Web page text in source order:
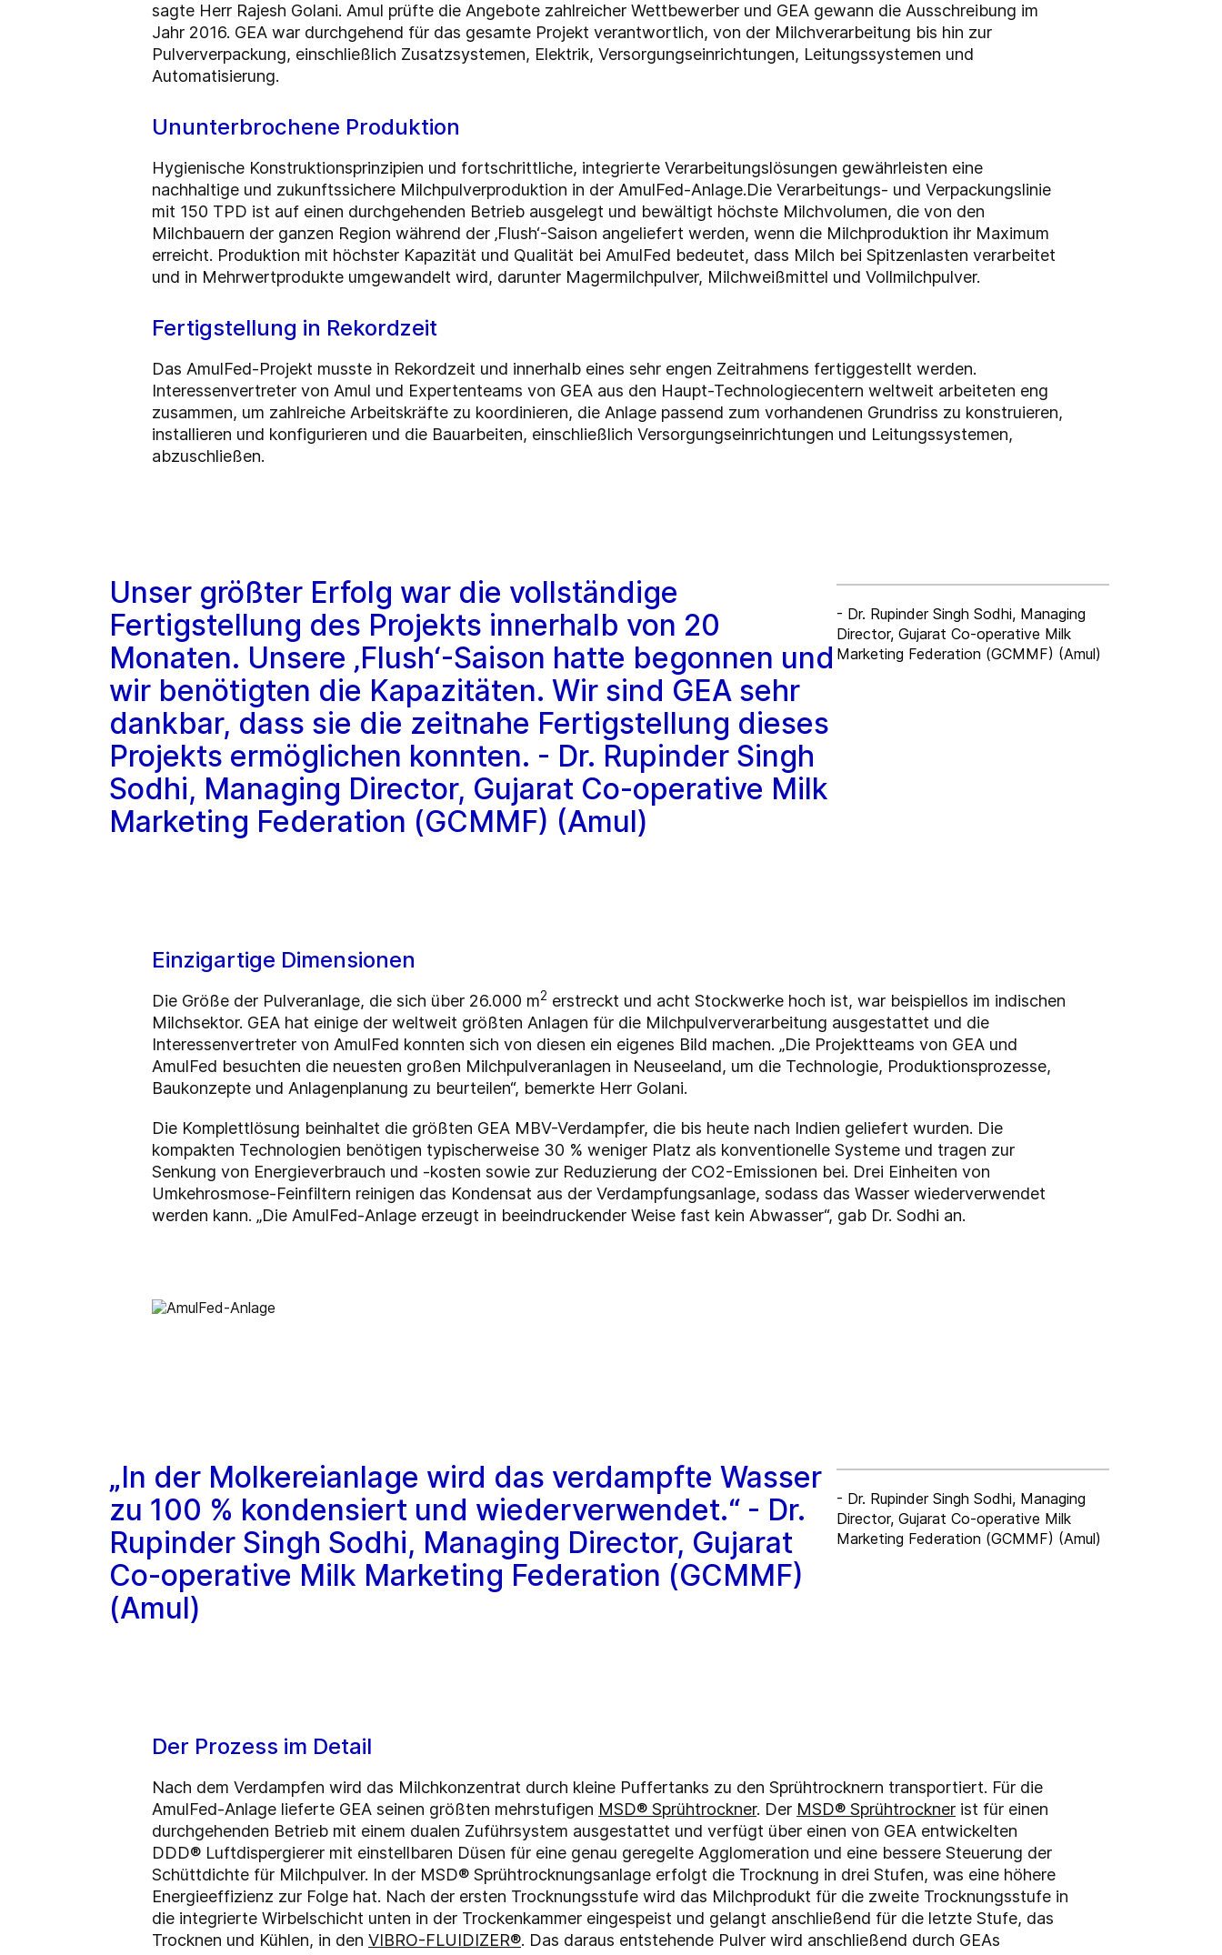
sagte Herr Rajesh Golani. Amul prüfte die Angebote zahlreicher Wettbewerber und GEA gewann die Ausschreibung im
Jahr 2016. GEA war durchgehend für das gesamte Projekt verantwortlich, von der Milchverarbeitung bis hin zur
Pulververpackung, einschließlich Zusatzsystemen, Elektrik, Versorgungseinrichtungen, Leitungssystemen und
Automatisierung.
Ununterbrochene Produktion
Hygienische Konstruktionsprinzipien und fortschrittliche, integrierte Verarbeitungslösungen gewährleisten eine
nachhaltige und zukunftssichere Milchpulverproduktion in der AmulFed-Anlage.Die Verarbeitungs- und Verpackungslinie
mit 150 TPD ist auf einen durchgehenden Betrieb ausgelegt und bewältigt höchste Milchvolumen, die von den
Milchbauern der ganzen Region während der ‚Flush‘-Saison angeliefert werden, wenn die Milchproduktion ihr Maximum
erreicht. Produktion mit höchster Kapazität und Qualität bei AmulFed bedeutet, dass Milch bei Spitzenlasten verarbeitet
und in Mehrwertprodukte umgewandelt wird, darunter Magermilchpulver, Milchweißmittel und Vollmilchpulver.
Fertigstellung in Rekordzeit
Das AmulFed-Projekt musste in Rekordzeit und innerhalb eines sehr engen Zeitrahmens fertiggestellt werden.
Interessenvertreter von Amul und Expertenteams von GEA aus den Haupt-Technologiecentern weltweit arbeiteten eng
zusammen, um zahlreiche Arbeitskräfte zu koordinieren, die Anlage passend zum vorhandenen Grundriss zu konstruieren,
installieren und konfigurieren und die Bauarbeiten, einschließlich Versorgungseinrichtungen und Leitungssystemen,
abzuschließen.
Unser größter Erfolg war die vollständige
Fertigstellung des Projekts innerhalb von 20
Monaten. Unsere ‚Flush‘-Saison hatte begonnen und
wir benötigten die Kapazitäten. Wir sind GEA sehr
dankbar, dass sie die zeitnahe Fertigstellung dieses
Projekts ermöglichen konnten. - Dr. Rupinder Singh
Sodhi, Managing Director, Gujarat Co-operative Milk
Marketing Federation (GCMMF) (Amul)
- Dr. Rupinder Singh Sodhi, Managing
Director, Gujarat Co-operative Milk
Marketing Federation (GCMMF) (Amul)
Einzigartige Dimensionen
Die Größe der Pulveranlage, die sich über 26.000 m2 erstreckt und acht Stockwerke hoch ist, war beispiellos im indischen
Milchsektor. GEA hat einige der weltweit größten Anlagen für die Milchpulververarbeitung ausgestattet und die
Interessenvertreter von AmulFed konnten sich von diesen ein eigenes Bild machen. „Die Projektteams von GEA und
AmulFed besuchten die neuesten großen Milchpulveranlagen in Neuseeland, um die Technologie, Produktionsprozesse,
Baukonzepte und Anlagenplanung zu beurteilen“, bemerkte Herr Golani.
Die Komplettlösung beinhaltet die größten GEA MBV-Verdampfer, die bis heute nach Indien geliefert wurden. Die
kompakten Technologien benötigen typischerweise 30 % weniger Platz als konventionelle Systeme und tragen zur
Senkung von Energieverbrauch und -kosten sowie zur Reduzierung der CO2-Emissionen bei. Drei Einheiten von
Umkehrosmose-Feinfiltern reinigen das Kondensat aus der Verdampfungsanlage, sodass das Wasser wiederverwendet
werden kann. „Die AmulFed-Anlage erzeugt in beeindruckender Weise fast kein Abwasser“, gab Dr. Sodhi an.
„In der Molkereianlage wird das verdampfte Wasser
zu 100 % kondensiert und wiederverwendet.“ - Dr.
Rupinder Singh Sodhi, Managing Director, Gujarat
Co-operative Milk Marketing Federation (GCMMF)
(Amul)
- Dr. Rupinder Singh Sodhi, Managing
Director, Gujarat Co-operative Milk
Marketing Federation (GCMMF) (Amul)
Der Prozess im Detail
Nach dem Verdampfen wird das Milchkonzentrat durch kleine Puffertanks zu den Sprühtrocknern transportiert. Für die
AmulFed-Anlage lieferte GEA seinen größten mehrstufigen MSD® Sprühtrockner. Der MSD® Sprühtrockner ist für einen
durchgehenden Betrieb mit einem dualen Zuführsystem ausgestattet und verfügt über einen von GEA entwickelten
DDD® Luftdispergierer mit einstellbaren Düsen für eine genau geregelte Agglomeration und eine bessere Steuerung der
Schüttdichte für Milchpulver. In der MSD® Sprühtrocknungsanlage erfolgt die Trocknung in drei Stufen, was eine höhere
Energieeffizienz zur Folge hat. Nach der ersten Trocknungsstufe wird das Milchprodukt für die zweite Trocknungsstufe in
die integrierte Wirbelschicht unten in der Trockenkammer eingespeist und gelangt anschließend für die letzte Stufe, das
Trocknen und Kühlen, in den VIBRO-FLUIDIZER®. Das daraus entstehende Pulver wird anschließend durch GEAs